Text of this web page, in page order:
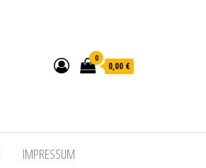
0
0,00 €
IMPRESSUM